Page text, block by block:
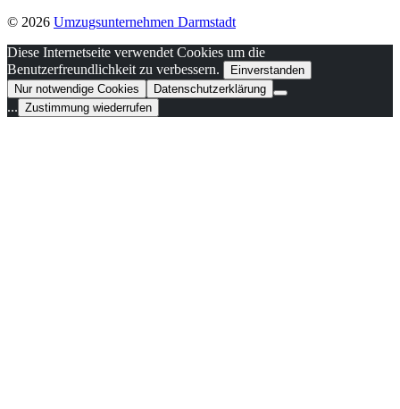
© 2026 Umzugsunternehmen Darmstadt
Diese Internetseite verwendet Cookies um die
Benutzerfreundlichkeit zu verbessern.
Einverstanden
Nur notwendige Cookies
Datenschutzerklärung
... Zustimmung wiederrufen